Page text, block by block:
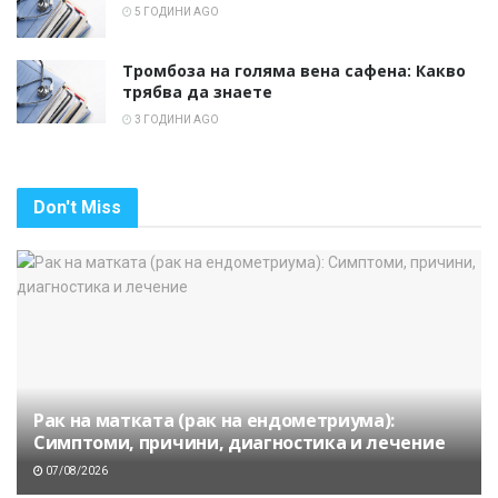
5 ГОДИНИ AGO
Тромбоза на голяма вена сафена: Какво
трябва да знаете
3 ГОДИНИ AGO
Don't Miss
Рак на матката (рак на ендометриума):
Симптоми, причини, диагностика и лечение
07/08/2026